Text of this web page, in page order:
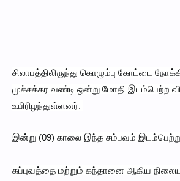
சிலாபத்திலிருந்து கொழும்பு கோட்டை
முச்சக்கர வண்டி ஒன்று மோதி இடம்பெற்ற
உயிரிழந்துள்ளனர்.
இன்று (09) காலை இந்த சம்பவம்
கப்புவத்தை மற்றும் கந்தானை ஆகிய